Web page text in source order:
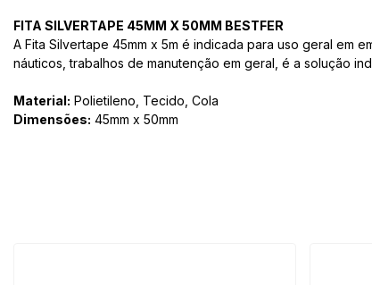
FITA SILVERTAPE 45MM X 50MM BESTFER
A Fita Silvertape 45mm x 5m é indicada para uso geral
náuticos, trabalhos de manutenção em geral, é a solução
Material: Polietileno, Tecido, Cola
Dimensões: 45mm x 50mm